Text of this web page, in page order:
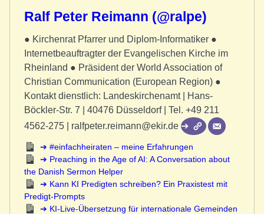
Ralf Peter Reimann (@ralpe)
● Kirchenrat Pfarrer und Diplom-Informatiker ●
Internetbeauftragter der Evangelischen Kirche im
Rheinland ● Präsident der World Association of
Christian Communication (European Region) ●
Kontakt dienstlich: Landeskirchenamt | Hans-
Böckler-Str. 7 | 40476 Düsseldorf | Tel. +49 211
4562-275 | ralfpeter.reimann@ekir.de
#einfachheiraten – meine Erfahrungen
Preaching in the Age of AI: A Conversation about
the Danish Sermon Helper
Kann KI Predigten schreiben? Ein Praxistest mit
Predigt-Prompts
KI-Live-Übersetzung für internationale Gemeinden